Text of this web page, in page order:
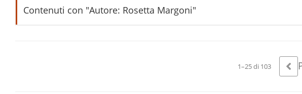
Contenuti con "Autore: Rosetta Margoni"
1–25 di 103